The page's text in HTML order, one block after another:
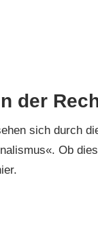
der
sich durch
Ob